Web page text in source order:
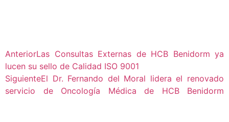
AnteriorLas Consultas Externas de HCB Benidorm ya
lucen su sello de Calidad ISO 9001
SiguienteEl Dr. Fernando del Moral lidera el renovado
servicio de Oncología Médica de HCB Benidorm